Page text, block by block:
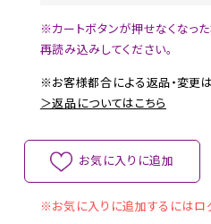
※カートボタンが押せなくなっ
再読み込みしてください。
※お客様都合による返品・変更
＞返品についてはこちら
お気に入りに追加
※お気に入りに追加するにはロ